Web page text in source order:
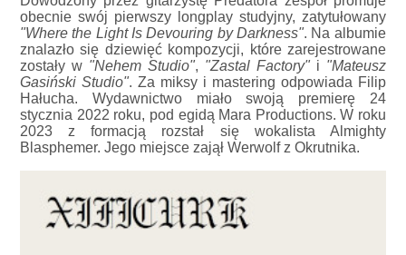
obecnie swój pierwszy longplay studyjny, zatytułowany
"Where the Light Is Devouring by Darkness". Na albumie
znalazło się dziewięć kompozycji, które zarejestrowane
zostały w "Nehem Studio", "Zastal Factory" i "Mateusz
Gasiński Studio". Za miksy i mastering odpowiada Filip
Hałucha. Wydawnictwo miało swoją premierę 24
stycznia 2022 roku, pod egidą Mara Productions. W roku
2023 z formacją rozstał się wokalista Almighty
Blasphemer. Jego miejsce zajął Werwolf z Okrutnika.